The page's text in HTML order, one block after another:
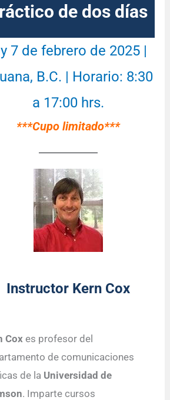
de dos días
7 de febrero de 2025 |
B.C. | Horario: 8:30
a 17:00 hrs.
***Cupo limitado***
Instructor Kern Cox
Cox es profesor del
de comunicaciones
de la Universidad de
. Imparte cursos